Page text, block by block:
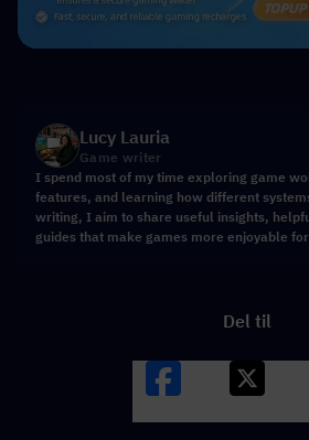
Lucy Lauria
Game writer
I spend most of my time exploring game
features, and learning how different
writing, I aim to share useful insights,
guides that make games more enjoyable
Del til